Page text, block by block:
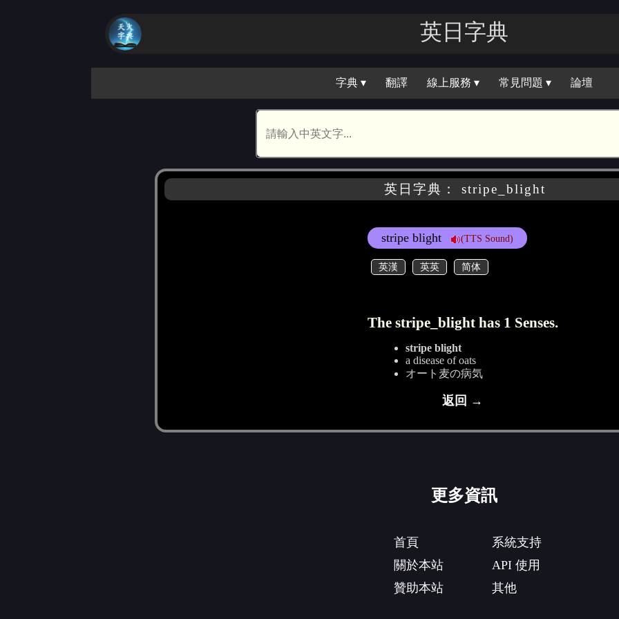
英日字典
字典 ▾ 翻譯 線上服務 ▾ 常見問題 ▾ 論壇
英日字典： stripe_blight
stripe blight (TTS Sound)
英漢 英英 简体
The stripe_blight has 1 Senses.
stripe blight
a disease of oats
オート麦の病気
返回 →
更多資訊
首頁
關於本站
贊助本站
系統支持
API 使用
其他